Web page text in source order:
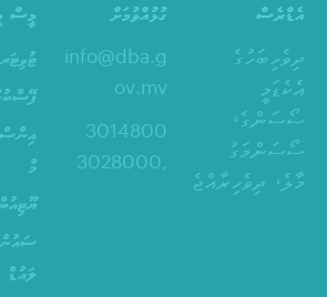
އެޑްރެސް
ދިވެހިބަހުގެ
އެކެޑަމީ
ސޯސަންގެ،
ސޯސަންމަގު
މާލެ، ދިވެހިރާއްޖެ
ގުޅުއްވުމަށް
info@dba.g
ov.mv
3014800
,3028000
މީސް
ޓުވިޓަރ
މް
ޔޫޓިއުބް
ލައުޑް